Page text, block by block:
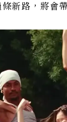
新路，將會